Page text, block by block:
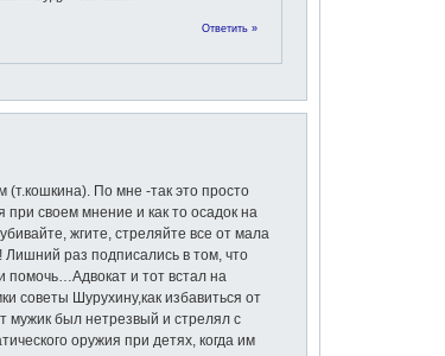
Ответить »
По мне -так это просто
при своем мнение и как то осадок на
жгите, стреляйте все от мала
Лишний раз подписались в том, что
помочь…Адвокат и тот встал на
советы Шурухину,как избавиться от
мужик был нетрезвый и стрелял с
оружия при детях, когда им